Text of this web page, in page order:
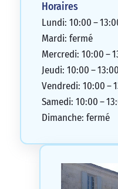
Horaires
Lundi: 10:00 –
Mardi: fermé
Mercredi: 10:00 –
Jeudi: 10:00 – 13:00
Vendredi: 10:00 –
Samedi: 10:00 –
Dimanche: fermé